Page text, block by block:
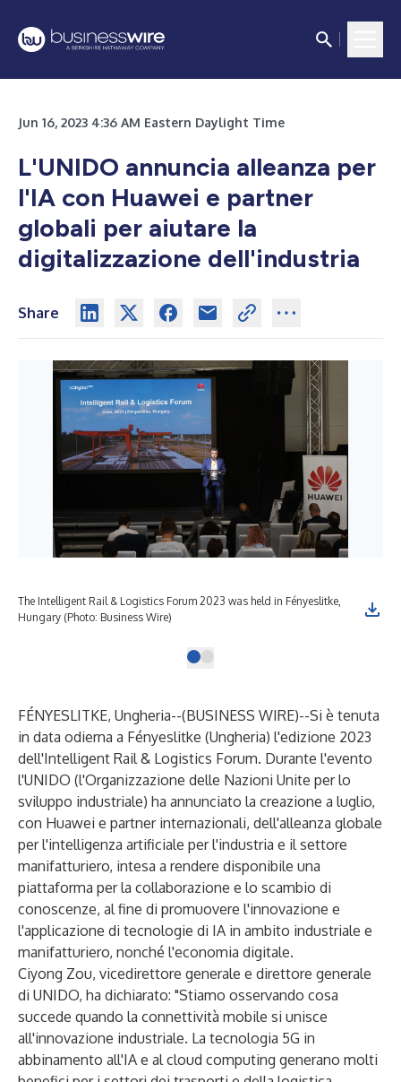
Jun 16, 2023 4:36 AM Eastern Daylight Time
L'UNIDO annuncia alleanza per
l'IA con Huawei e partner
globali per aiutare la
digitalizzazione dell'industria
Share
The Intelligent Rail & Logistics Forum 2023 was held in Fényeslitke,
Hungary (Photo: Business Wire)
FÉNYESLITKE, Ungheria--(BUSINESS WIRE)--Si è tenuta
in data odierna a Fényeslitke (Ungheria) l'edizione 2023
dell'Intelligent Rail & Logistics Forum. Durante l'evento
l'UNIDO (l'Organizzazione delle Nazioni Unite per lo
sviluppo industriale) ha annunciato la creazione a luglio,
con Huawei e partner internazionali, dell'alleanza globale
per l'intelligenza artificiale per l'industria e il settore
manifatturiero, intesa a rendere disponibile una
piattaforma per la collaborazione e lo scambio di
conoscenze, al fine di promuovere l'innovazione e
l'applicazione di tecnologie di IA in ambito industriale e
manifatturiero, nonché l'economia digitale.
Ciyong Zou, vicedirettore generale e direttore generale
di UNIDO, ha dichiarato: "Stiamo osservando cosa
succede quando la connettività mobile si unisce
all'innovazione industriale. La tecnologia 5G in
abbinamento all'IA e al cloud computing generano molti